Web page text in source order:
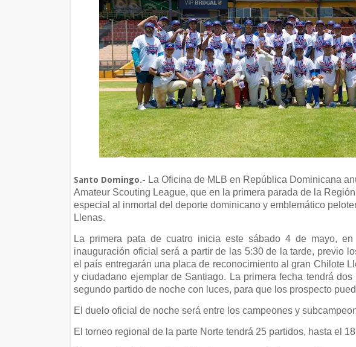
Santo Domingo.- La Oficina de MLB en República Dominicana
Amateur Scouting League, que en la primera parada de la
especial al inmortal del deporte dominicano y emblemático
Llenas.
La primera pata de cuatro inicia este sábado 4 de mayo,
inauguración oficial será a partir de las 5:30 de la tarde, previo
el país entregarán una placa de reconocimiento al gran Chilote
y ciudadano ejemplar de Santiago. La primera fecha tendrá
segundo partido de noche con luces, para que los prospecto
El duelo oficial de noche será entre los campeones y
El torneo regional de la parte Norte tendrá 25 partidos, hasta el